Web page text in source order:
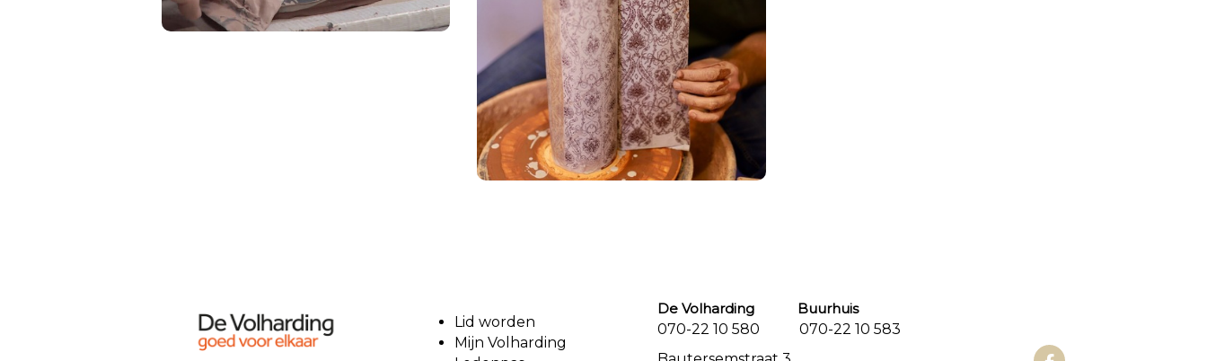
Lid worden
Mijn Volharding
De Volharding Buurhuis
070-22 10 580 070-22 10 583